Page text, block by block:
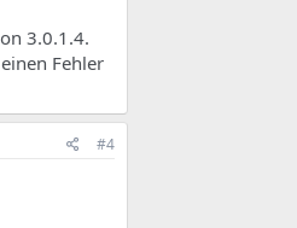
3.0.1.4.
Fehler
#4